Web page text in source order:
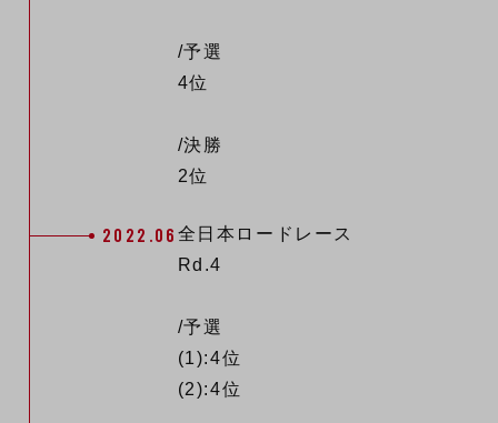
/予選
4位
/決勝
2位
2022.06 全日本ロードレース
Rd.4
/予選
(1):4位
(2):4位